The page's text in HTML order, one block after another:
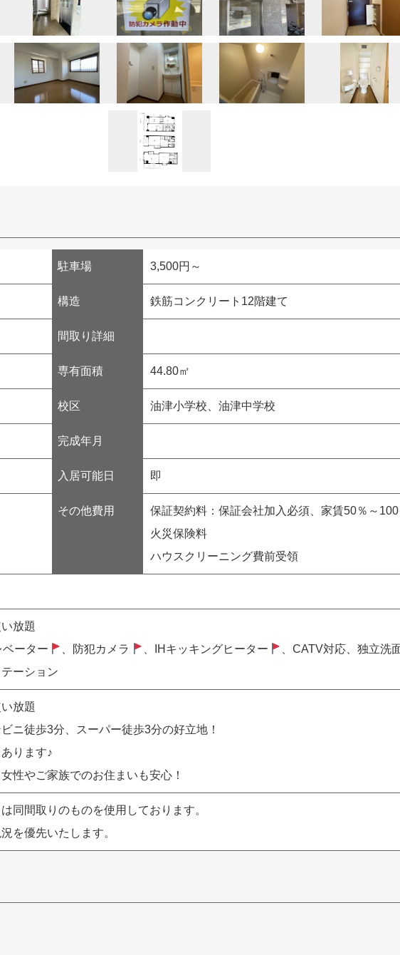
駐車場 3,500円～
構造 鉄筋コンクリート12階建て
間取り詳細
専有面積 44.80㎡
校区 油津小学校、油津中学校
完成年月
入居可能日 即
その他費用
保証契約料：保証会社加入必須、家賃50％～100
火災保険料
ハウスクリーニング費前受領
放題
ベーター
、防犯カメラ 、IHキッキングヒーター
、CATV対応、独立洗
ーション
放題
ニ徒歩3分、スーパー徒歩3分の好立地！
ります♪
性やご家族でのお住まいも安心！
同間取りのものを使用しております。
を優先いたします。